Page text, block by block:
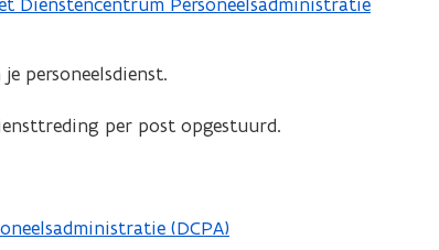
personeelsdienst.
per post opgestuurd.
(DCPA)